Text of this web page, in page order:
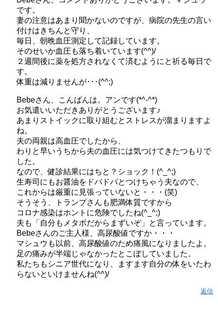
です。
妻の注意はあまり聞かないのですが、病院の先生の言い
付けはきちんと守り、
毎日、朝晩血圧測定して記録しています。
そのせいか血圧も落ち着いています(^^)/
２週間後に薬を処方されなくて済むようにと祈る毎日で
す。
体重は減りませんが･･･(^^;)
Bebeさん、こんばんは。アンです(*^-^*)
お気遣いいただきありがとうございます♪
あまりストイックに取り組むとストレスが溜まりますよ
ね。
夫の両親は高血圧でしたから、
わりと早いうちから夫の血圧には気つけてきたつもりで
した。
なので、健診結果にはちと？ショック！(^_^;)
生寿司にもお醤油をドバドバとつけちゃう夫なので、
これからは厳重に見張っていないと・・・(笑)
そうそう、トランプさんも肥満体質ですから
コロナ感染はホントに危険でしたね(^_^;)
夫も「自分もメタボだからまずいぞ」と言っています。
Bebeさんのご主人様、高尿酸値ですか・・・
マシュウも以前、高尿酸値のため痛風になりましたよ。
足の痛みが半端じゃなかったとこぼしていました。
私たちもシニア世代になり、ますます自分の体をいたわ
らないといけませんね(^^)/
返信